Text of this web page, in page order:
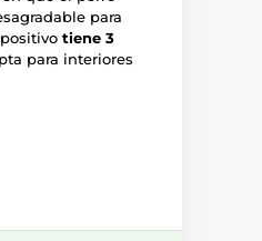
para
tiene 3
para interiores